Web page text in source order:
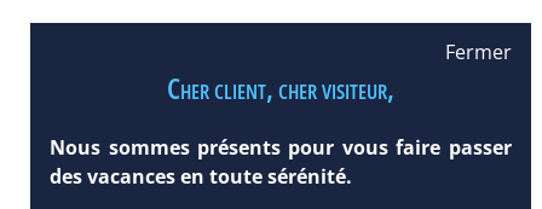
Fermer
Cher client, cher visiteur,
Nous sommes présents pour vous faire passer
des vacances en toute sérénité.